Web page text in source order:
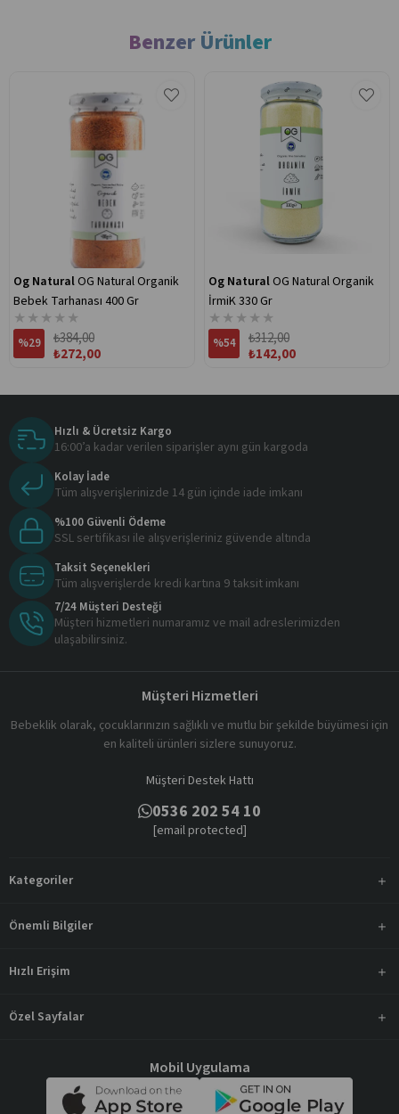
Benzer Ürünler
Og NaturalOG Natural Organik
Bebek Tarhanası 400 Gr
★ ★ ★ ★ ★
%29
₺272,00
₺384,00
Og NaturalOG Natural Organik
İrmiK 330 Gr
★ ★ ★ ★ ★
%54
₺142,00
₺312,00
Hızlı & Ücretsiz Kargo
16:00’a kadar verilen siparişler aynı gün kargoda
Kolay İade
Tüm alışverişlerinizde 14 gün içinde iade imkanı
%100 Güvenli Ödeme
SSL sertifikası ile alışverişleriniz güvende altında
Taksit Seçenekleri
Tüm alışverişlerde kredi kartına 9 taksit imkanı
7/24 Müşteri Desteği
Müşteri hizmetleri numaramız ve mail adreslerimizden
ulaşabilirsiniz.
Müşteri Hizmetleri
Bebeklik olarak, çocuklarınızın sağlıklı ve mutlu bir şekilde büyümesi için
en kaliteli ürünleri sizlere sunuyoruz.
Müşteri Destek Hattı
0536 202 54 10
[email protected]
Kategoriler
Önemli Bilgiler
Hızlı Erişim
Özel Sayfalar
Mobil Uygulama